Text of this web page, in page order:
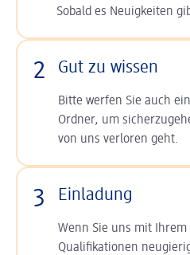
Sobald es Neuigkeiten
2 Gut zu wissen
Bitte werfen Sie auch
Ordner, um
von uns verloren geht.
3 Einladung
Wenn Sie uns mit
Qualifikationen